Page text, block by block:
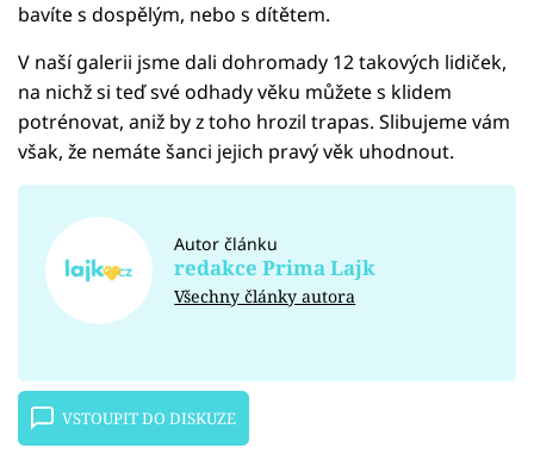
bavíte s dospělým, nebo s dítětem.
V naší galerii jsme dali dohromady 12 takových lidiček,
na nichž si teď své odhady věku můžete s klidem
potrénovat, aniž by z toho hrozil trapas. Slibujeme vám
však, že nemáte šanci jejich pravý věk uhodnout.
Autor článku
redakce Prima Lajk
Všechny články autora
VSTOUPIT DO DISKUZE